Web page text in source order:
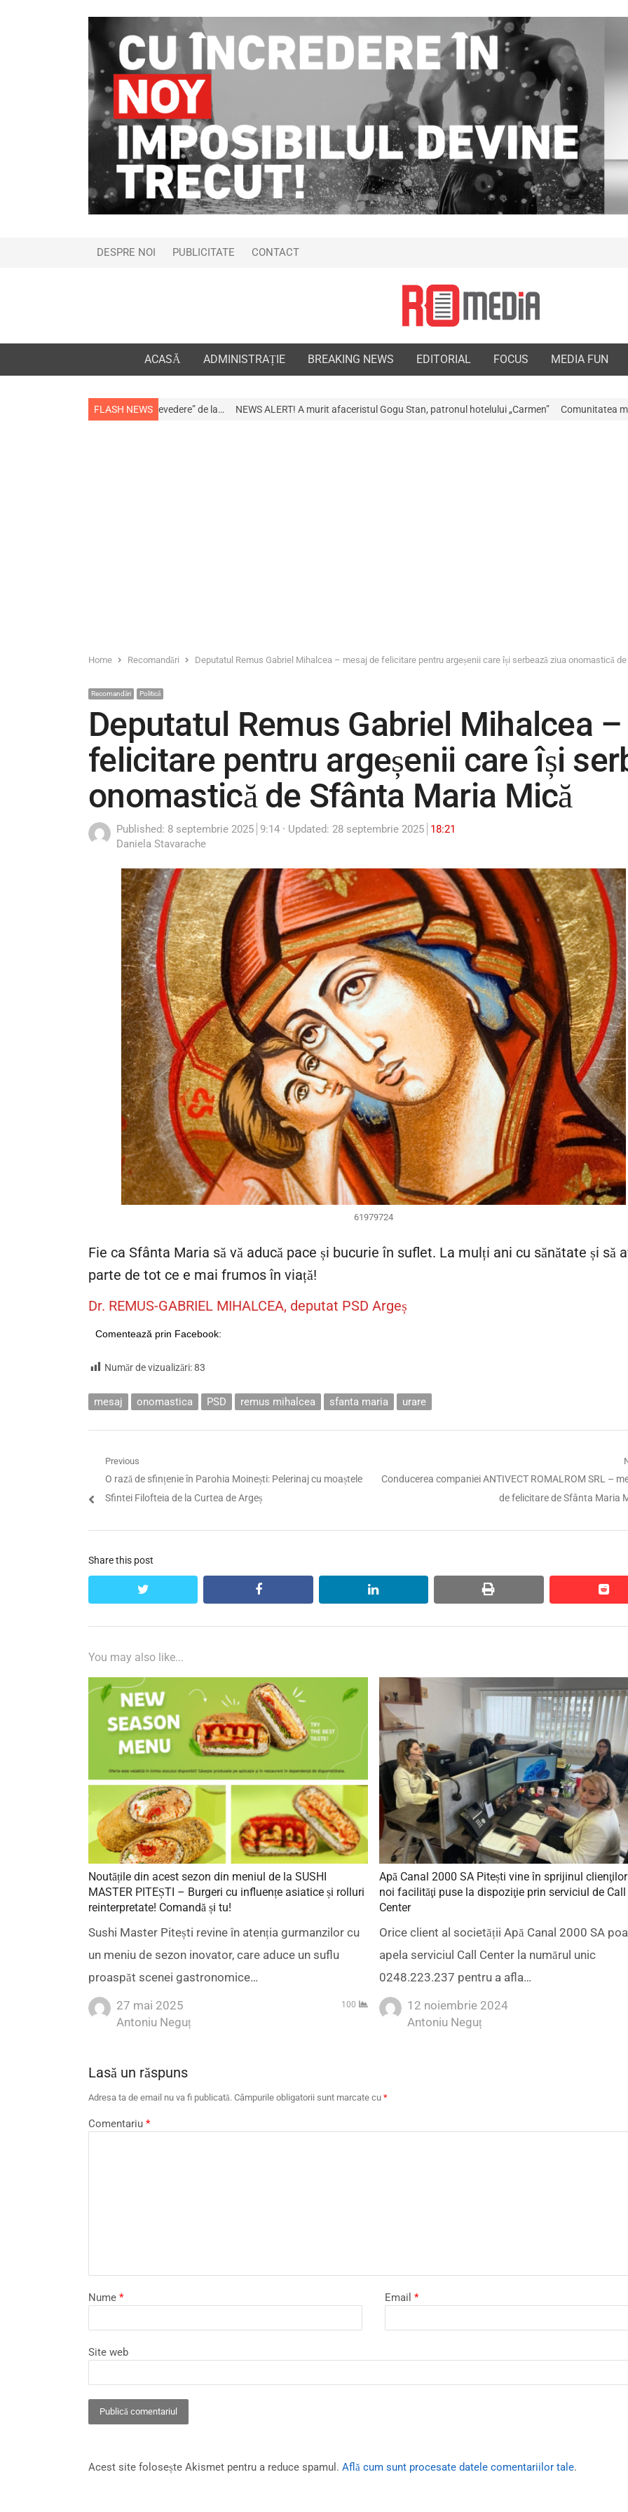
DESPRE NOI PUBLICITATE CONTACT
ACASĂ ADMINISTRAȚIE BREAKING NEWS EDITORIAL FOCUS MEDIA FUN
FLASH NEWS
apropiații „la revedere” de la… NEWS ALERT! A murit afaceristul Gogu Stan, patronul hotelului „Carmen” Comunitatea medicală a Argeșului
Home Recomandări Deputatul Remus Gabriel Mihalcea – mesaj de felicitare pentru argeșenii care își serbează ziua onomastică
Recomandări Politică
Deputatul Remus Gabriel Mihalcea
felicitare pentru argeșenii care își
onomastică de Sfânta Maria Mică
Published: 8 septembrie 2025 9:14 Updated: 28 septembrie 2025 18:21
Author
Daniela Stavarache
61979724
Fie ca Sfânta Maria să vă aducă pace și bucurie în suflet. La mulți ani cu sănătate și să
parte de tot ce e mai frumos în viață!
Dr. REMUS-GABRIEL MIHALCEA, deputat PSD Argeș
Comentează prin Facebook:
Număr de vizualizări:83
mesaj onomastica PSD remus mihalcea sfanta maria urare
Navigare
Previous
Previous
post:
O rază de sfințenie în Parohia Moinești: Pelerinaj cu moaștele
Sfintei Filofteia de la Curtea de Argeș
Next
Conducerea companiei ANTIVECT ROMALROM SRL –
de felicitare de Sfânta Maria
Share this post
twitter facebook linkedin print
You may also like...
Noutățile din acest sezon din meniul de la SUSHI
MASTER PITEȘTI – Burgeri cu influențe asiatice și rolluri
reinterpretate! Comandă și tu!
Sushi Master Pitești revine în atenția gurmanzilor cu
un meniu de sezon inovator, care aduce un suflu
proaspăt scenei gastronomice…
27 mai 2025
Author
Antoniu Neguț
100
Apă Canal 2000 SA Pitești vine în sprijinul
noi facilităţi puse la dispoziţie prin serviciul de Call
Center
Orice client al societății Apă Canal 2000 SA
apela serviciul Call Center la numărul unic
0248.223.237 pentru a afla…
12 noiembrie 2024
Author
Antoniu Neguț
Lasă un răspuns
Adresa ta de email nu va fi publicată. Câmpurile obligatorii sunt marcate cu *
Comentariu *
Nume * Email*
Site web
Acest site folosește Akismet pentru a reduce spamul. Află cum sunt procesate datele comentariilor tale.